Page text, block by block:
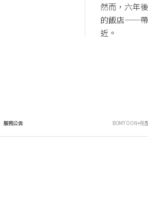
然而，六年
的飯店——帶
近。
服務公告 BOMTOON+完